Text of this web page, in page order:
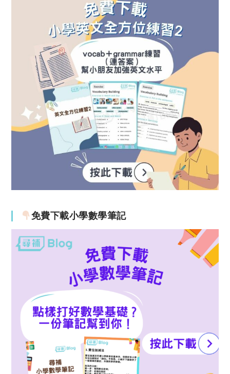
免費下載小學數學筆記